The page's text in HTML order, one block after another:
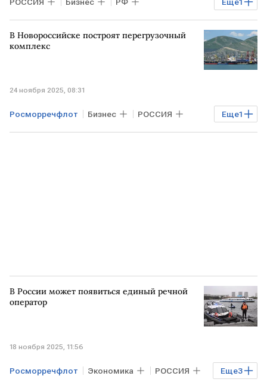
Краснодарский край
В Новороссийске построят перегрузочный
комплекс
24 ноября 2025, 08:31
Еще1
Росморречфлот Бизнес РОССИЯ
НОВОРОССИЙСК
В России может появиться единый речной
оператор
18 ноября 2025, 11:56
Еще3
Росморречфлот Экономика РОССИЯ